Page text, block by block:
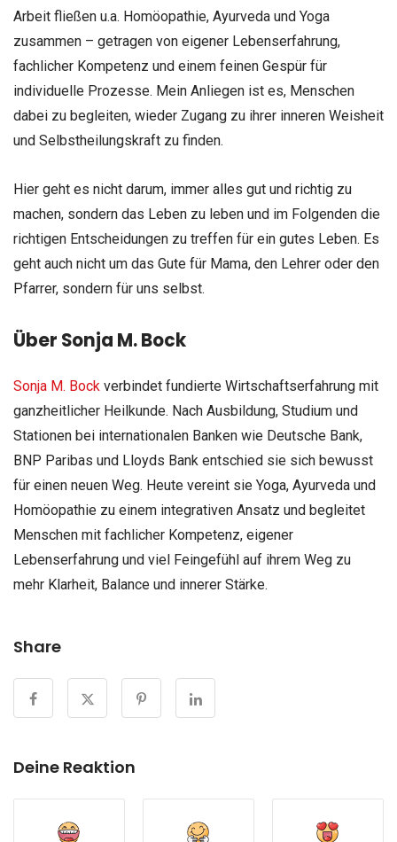
Arbeit fließen u.a. Homöopathie, Ayurveda und Yoga
zusammen – getragen von eigener Lebenserfahrung,
fachlicher Kompetenz und einem feinen Gespür für
individuelle Prozesse. Mein Anliegen ist es, Menschen
dabei zu begleiten, wieder Zugang zu ihrer inneren Weisheit
und Selbstheilungskraft zu finden.
Hier geht es nicht darum, immer alles gut und richtig zu
machen, sondern das Leben zu leben und im Folgenden die
richtigen Entscheidungen zu treffen für ein gutes Leben. Es
geht auch nicht um das Gute für Mama, den Lehrer oder den
Pfarrer, sondern für uns selbst.
Über Sonja M. Bock
Sonja M. Bock verbindet fundierte Wirtschaftserfahrung mit
ganzheitlicher Heilkunde. Nach Ausbildung, Studium und
Stationen bei internationalen Banken wie Deutsche Bank,
BNP Paribas und Lloyds Bank entschied sie sich bewusst
für einen neuen Weg. Heute vereint sie Yoga, Ayurveda und
Homöopathie zu einem integrativen Ansatz und begleitet
Menschen mit fachlicher Kompetenz, eigener
Lebenserfahrung und viel Feingefühl auf ihrem Weg zu
mehr Klarheit, Balance und innerer Stärke.
Share
Deine Reaktion